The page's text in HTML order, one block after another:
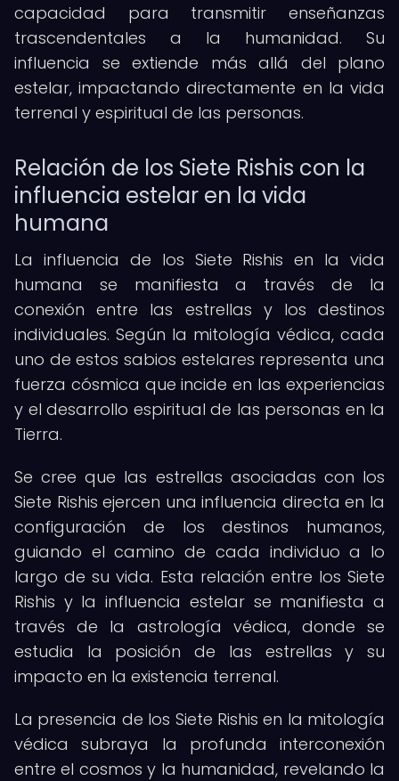
capacidad para transmitir enseñanzas
trascendentales a la humanidad. Su
influencia se extiende más allá del plano
estelar, impactando directamente en la vida
terrenal y espiritual de las personas.
Relación de los Siete Rishis con la
influencia estelar en la vida
humana
La influencia de los Siete Rishis en la vida
humana se manifiesta a través de la
conexión entre las estrellas y los destinos
individuales. Según la mitología védica, cada
uno de estos sabios estelares representa una
fuerza cósmica que incide en las experiencias
y el desarrollo espiritual de las personas en la
Tierra.
Se cree que las estrellas asociadas con los
Siete Rishis ejercen una influencia directa en la
configuración de los destinos humanos,
guiando el camino de cada individuo a lo
largo de su vida. Esta relación entre los Siete
Rishis y la influencia estelar se manifiesta a
través de la astrología védica, donde se
estudia la posición de las estrellas y su
impacto en la existencia terrenal.
La presencia de los Siete Rishis en la mitología
védica subraya la profunda interconexión
entre el cosmos y la humanidad, revelando la